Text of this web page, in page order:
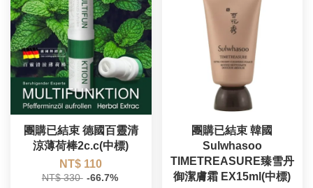
團購已結束 德國百靈清
涼薄荷棒2c.c(中標)
NT$ 110
NT$ 330 -66.7%
團購已結束 韓國
Sulwhasoo
TIMETREASURE臻雪丹
御潔膚霜 EX15ml(中標)